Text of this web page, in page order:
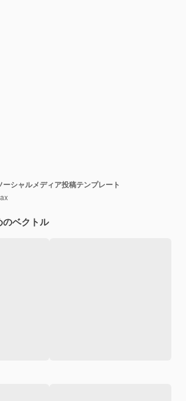
シャルメディア投稿テンプレート
のベクトル